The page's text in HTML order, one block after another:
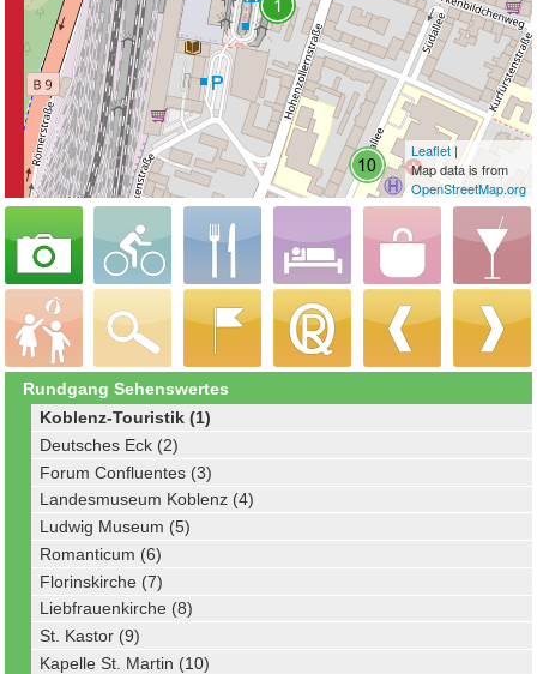
Leaflet|
Map data is from
OpenStreetMap.org
Rundgang Sehenswertes
Koblenz-Touristik (1)
Deutsches Eck (2)
Forum Confluentes (3)
Landesmuseum Koblenz (4)
Ludwig Museum (5)
Romanticum (6)
Florinskirche (7)
Liebfrauenkirche (8)
St. Kastor (9)
Kapelle St. Martin (10)